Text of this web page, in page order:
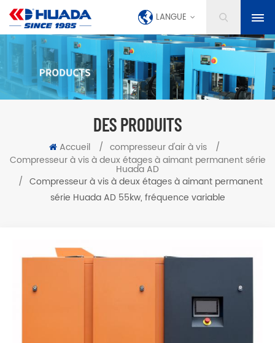
LANGUE
DES PRODUITS
Accueil / compresseur d'air à vis
/
Compresseur à vis à deux étages à aimant permanent série
Huada AD
/ Compresseur à vis à deux étages à aimant permanent
série Huada AD 55kw, fréquence variable